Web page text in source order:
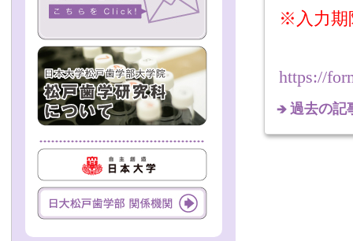
※入力期
https://
過去の記